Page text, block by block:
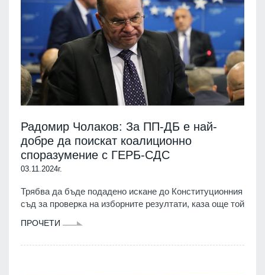
Радомир Чолаков: За ПП-ДБ е най-
добре да поискат коалиционно
споразумение с ГЕРБ-СДС
03.11.2024г.
Трябва да бъде подадено искане до Конституционния
съд за проверка на изборните резултати, каза още той
ПРОЧЕТИ